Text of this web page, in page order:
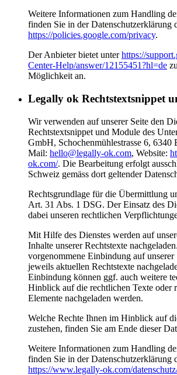
Weitere Informationen zum Handling
finden Sie in der Datenschutzerklärung
https://policies.google.com/privacy.
Der Anbieter bietet unterhttps://
Center-Help/answer/12155451?hl=de
Möglichkeit an.
Legally ok Rechtstextsnippet
Wir verwenden auf unserer Seite den
Rechtstextsnippet und Module des
GmbH, Schochenmühlestrasse 6, 6340
Mail: hello@legally-ok.com, Website:
ok.com/. Die Bearbeitung erfolgt
Schweiz gemäss dort geltender
Rechtsgrundlage für die Übermittlung
Art. 31 Abs. 1 DSG. Der Einsatz des
dabei unseren rechtlichen
Mit Hilfe des Dienstes werden auf
Inhalte unserer Rechtstexte
vorgenommene Einbindung auf unserer
jeweils aktuellen Rechtstexte
Einbindung können ggf. auch weitere
Hinblick auf die rechtlichen Texte oder
Elemente nachgeladen werden.
Welche Rechte Ihnen im Hinblick auf
zustehen, finden Sie am Ende dieser
Weitere Informationen zum Handling
finden Sie in der Datenschutzerklärung
https://www.legally-ok.com/